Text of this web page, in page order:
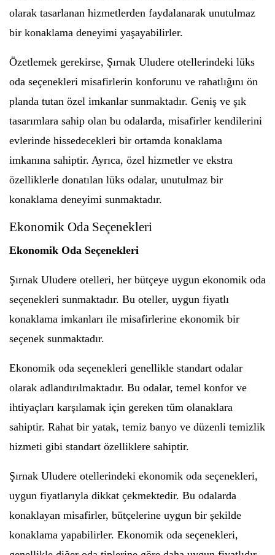
olarak tasarlanan hizmetlerden faydalanarak unutulmaz
bir konaklama deneyimi yaşayabilirler.
Özetlemek gerekirse, Şırnak Uludere otellerindeki lüks
oda seçenekleri misafirlerin konforunu ve rahatlığını ön
planda tutan özel imkanlar sunmaktadır. Geniş ve şık
tasarımlara sahip olan bu odalarda, misafirler kendilerini
evlerinde hissedecekleri bir ortamda konaklama
imkanına sahiptir. Ayrıca, özel hizmetler ve ekstra
özelliklerle donatılan lüks odalar, unutulmaz bir
konaklama deneyimi sunmaktadır.
Ekonomik Oda Seçenekleri
Ekonomik Oda Seçenekleri
Şırnak Uludere otelleri, her bütçeye uygun ekonomik oda
seçenekleri sunmaktadır. Bu oteller, uygun fiyatlı
konaklama imkanları ile misafirlerine ekonomik bir
seçenek sunmaktadır.
Ekonomik oda seçenekleri genellikle standart odalar
olarak adlandırılmaktadır. Bu odalar, temel konfor ve
ihtiyaçları karşılamak için gereken tüm olanaklara
sahiptir. Rahat bir yatak, temiz banyo ve düzenli temizlik
hizmeti gibi standart özelliklere sahiptir.
Şırnak Uludere otellerindeki ekonomik oda seçenekleri,
uygun fiyatlarıyla dikkat çekmektedir. Bu odalarda
konaklayan misafirler, bütçelerine uygun bir şekilde
konaklama yapabilirler. Ekonomik oda seçenekleri,